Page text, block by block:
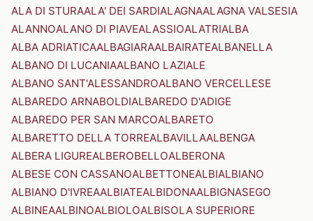
ALA DI STURAALA' DEI SARDIALAGNAALAGNA VALSESIA
ALANNOALANO DI PIAVEALASSIOALATRIALBA
ALBA ADRIATICAALBAGIARAALBAIRATEALBANELLA
ALBANO DI LUCANIAALBANO LAZIALE
ALBANO SANT'ALESSANDROALBANO VERCELLESE
ALBAREDO ARNABOLDIALBAREDO D'ADIGE
ALBAREDO PER SAN MARCOALBARETO
ALBARETTO DELLA TORREALBAVILLAALBENGA
ALBERA LIGUREALBEROBELLOALBERONA
ALBESE CON CASSANOALBETTONEALBIALBIANO
ALBIANO D'IVREAALBIATEALBIDONAALBIGNASEGO
ALBINEAALBINOALBIOLOALBISOLA SUPERIORE